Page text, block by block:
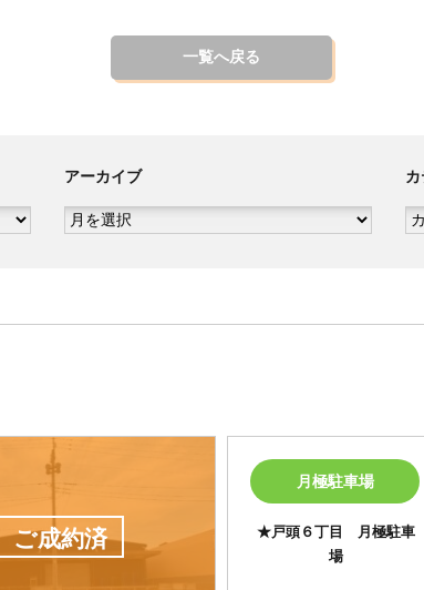
一覧へ戻る
アーカイブ
ア
ー
カ
カ
テ
ゴ
ご成約済
月極駐車場
★戸頭６丁目 月極駐車
場